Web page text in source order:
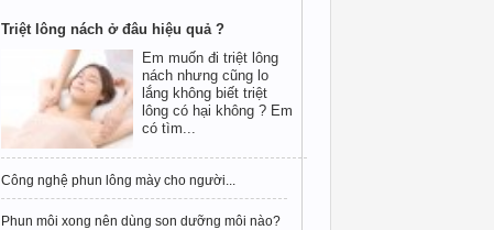
Triệt lông nách ở đâu hiệu quả ?
Em muốn đi triệt lông
nách nhưng cũng lo
lắng không biết triệt
lông có hại không ? Em
có tìm...
Công nghệ phun lông mày cho người...
Phun môi xong nên dùng son dưỡng môi nào?